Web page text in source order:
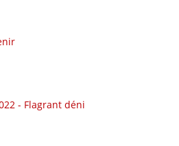
- Flagrant déni